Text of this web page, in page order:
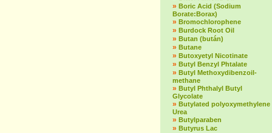
» Boric Acid (Sodium
Borate:Borax)
» Bromochlorophene
» Burdock Root Oil
» Butan (bután)
» Butane
» Butoxyetyl Nicotinate
» Butyl Benzyl Phtalate
» Butyl Methoxydibenzoil-
methane
» Butyl Phthalyl Butyl
Glycolate
» Butylated polyoxymethylene
Urea
» Butylparaben
» Butyrus Lac